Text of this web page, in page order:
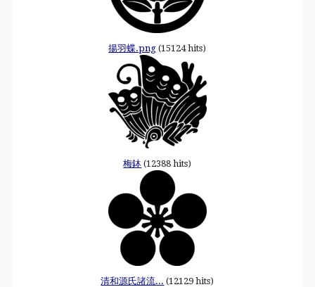
揚羽蝶.png (15124 hits)
梅鉢 (12388 hits)
清和源氏諸流... (12129 hits)